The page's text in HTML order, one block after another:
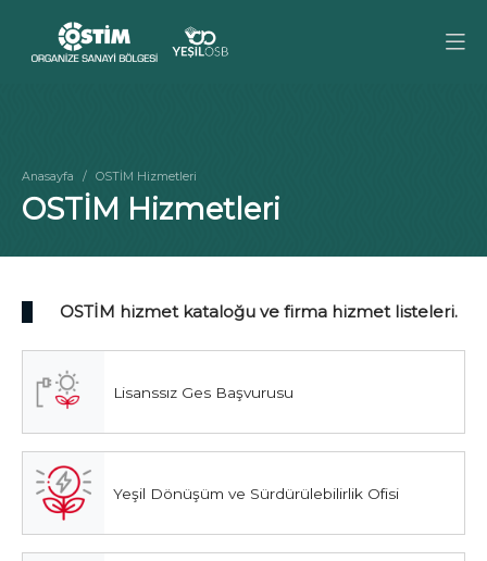
Anasayfa OSTİM Hizmetleri
OSTİM Hizmetleri
OSTİM hizmet kataloğu ve firma hizmet listeleri.
Lisanssız Ges Başvurusu
Yeşil Dönüşüm ve Sürdürülebilirlik Ofisi